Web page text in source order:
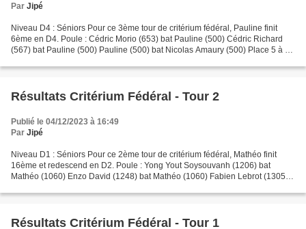
Par Jipé
Niveau D4 : Séniors Pour ce 3ème tour de critérium fédéral, Pauline finit
6ème en D4. Poule : Cédric Morio (653) bat Pauline (500) Cédric Richard
(567) bat Pauline (500) Pauline (500) bat Nicolas Amaury (500) Place 5 à 8 :
Résultats Critérium Fédéral - Tour 2
Publié le 04/12/2023 à 16:49
Par Jipé
Niveau D1 : Séniors Pour ce 2ème tour de critérium fédéral, Mathéo finit
16ème et redescend en D2. Poule : Yong Yout Soysouvanh (1206) bat
Mathéo (1060) Enzo David (1248) bat Mathéo (1060) Fabien Lebrot (1305)
Résultats Critérium Fédéral - Tour 1